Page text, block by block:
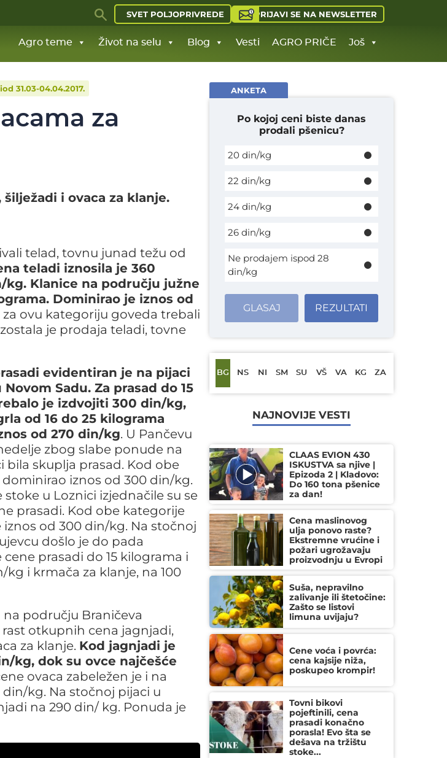
SVET POLJOPRIVREDE PRIJAVI SE NA NEWSLETTER
Agro teme Život na selu Blog Vesti AGRO PRIČE Još
31.03-04.04.2017.
za
i ovaca za klanje.
telad, tovnu junad težu od
teladi iznosila je 360
kg. Klanice na području južne
Dominirao je iznos od
ovu kategoriju goveda trebali
je prodaja teladi, tovne
evidentiran je na pijaci
Sadu. Za prasad do 15
je izdvojiti 300 din/kg,
od 16 do 25 kilograma
od 270 din/kg. U Pančevu
zbog slabe ponude na
bila skuplja prasad. Kod obe
iznos od 300 din/kg.
stoke u Loznici izjednačile su se
prasadi. Kod obe kategorije
od 300 din/kg. Na stočnoj
došlo je do pada
prasadi do 15 kilograma i
kg i krmača za klanje, na 100
na području Braničeva
rast otkupnih cena jagnjadi,
za klanje. Kod jagnjadi je
kg, dok su ovce najčešće
ovaca zabeležen je i na
kg. Na stočnoj pijaci u
na 290 din/ kg. Ponuda je
ANKETA
Po kojoj ceni biste danas
prodali pšenicu?
20 din/kg
22 din/kg
24 din/kg
26 din/kg
Ne prodajem ispod 28
din/kg
GLASAJ REZULTATI
BG NS NI SM SU VŠ VA KG ZA
NAJNOVIJE VESTI
CLAAS EVION 430
ISKUSTVA sa njive |
Epizoda 2 | Kladovo:
Do 160 tona pšenice
za dan!
Cena maslinovog
ulja ponovo raste?
Ekstremne vrućine i
požari ugrožavaju
proizvodnju u Evropi
Suša, nepravilno
zalivanje ili štetočine:
Zašto se listovi
limuna uvijaju?
Cene voća i povrća:
cena kajsije niža,
poskupeo krompir!
Tovni bikovi
pojeftinili, cena
prasadi konačno
porasla! Evo šta se
dešava na tržištu
stoke...